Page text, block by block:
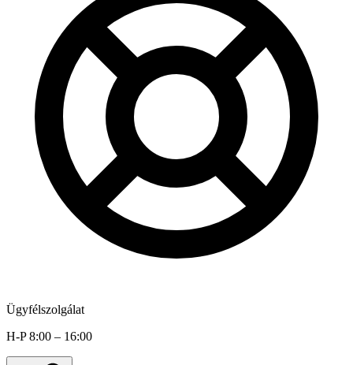
Ügyfélszolgálat
H-P 8:00 – 16:00